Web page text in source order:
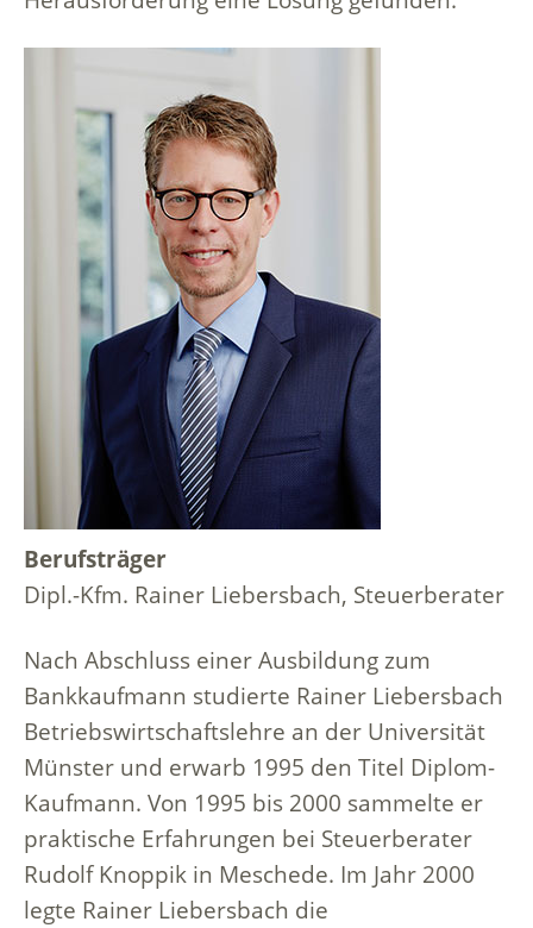
Berufsträger
Dipl.-Kfm. Rainer Liebersbach, Steuerberater
Nach Abschluss einer Ausbildung zum
Bankkaufmann studierte Rainer Liebersbach
Betriebswirtschaftslehre an der Universität
Münster und erwarb 1995 den Titel Diplom-
Kaufmann. Von 1995 bis 2000 sammelte er
praktische Erfahrungen bei Steuerberater
Rudolf Knoppik in Meschede. Im Jahr 2000
legte Rainer Liebersbach die